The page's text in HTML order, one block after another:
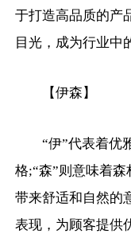
于打造高品质的产
目光，成为行业中
【伊森】
“伊”代表着优
格;“森”则意味着
带来舒适和自然的
表现，为顾客提供